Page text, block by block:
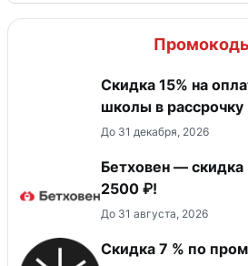
Скидка 15% на
школы в рассрочку
До 31 декабря, 2026
Бетховен — скидка
2500 ₽!
До 31 августа, 2026
Скидка 7 % по